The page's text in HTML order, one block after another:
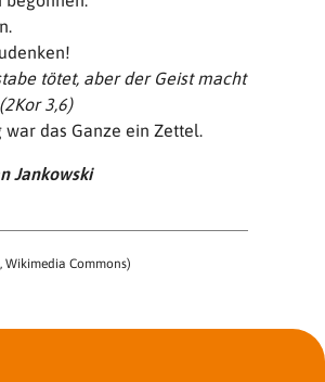
tötet, aber der Geist macht
3,6)
war das Ganze ein Zettel.
Jankowski
Wikimedia Commons)